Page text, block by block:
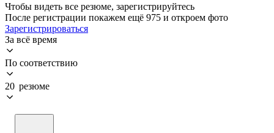
Чтобы видеть все резюме, зарегистрируйтесь
После регистрации покажем ещё 975 и откроем фото
Зарегистрироваться
За всё время
По соответствию
20 резюме